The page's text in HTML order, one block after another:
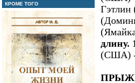
КРОМЕ ТОГО
длину.
(США)